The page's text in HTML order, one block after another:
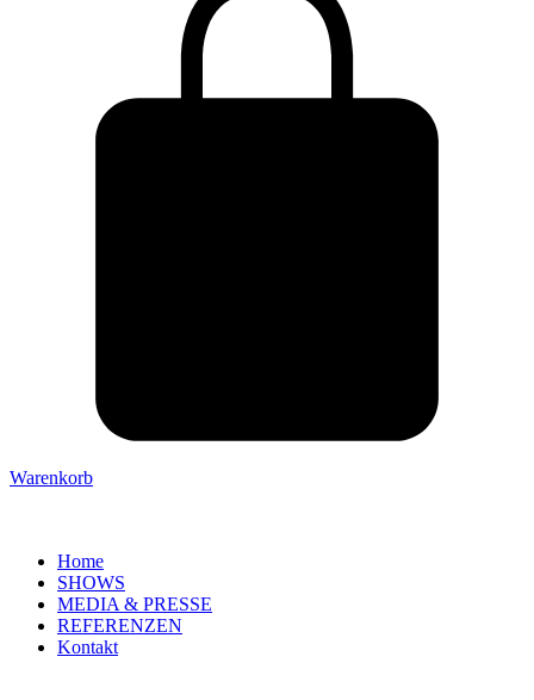
Warenkorb
Home
SHOWS
MEDIA & PRESSE
REFERENZEN
Kontakt